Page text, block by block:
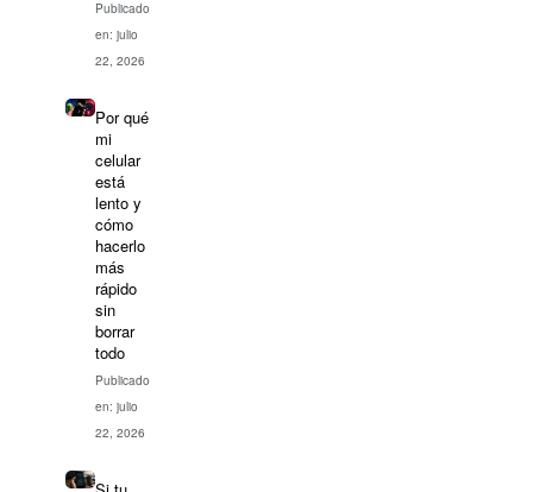
Publicado
en: julio
22, 2026
Por qué
mi
celular
está
lento y
cómo
hacerlo
más
rápido
sin
borrar
todo
Publicado
en: julio
22, 2026